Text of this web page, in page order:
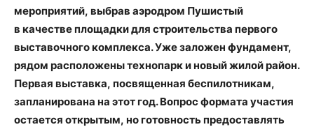
мероприятий, выбрав аэродром Пушистый
в качестве площадки для строительства первого
выставочного комплекса. Уже заложен фундамент,
рядом расположены технопарк и новый жилой район.
Первая выставка, посвященная беспилотникам,
запланирована на этот год. Вопрос формата участия
остается открытым, но готовность предоставлять